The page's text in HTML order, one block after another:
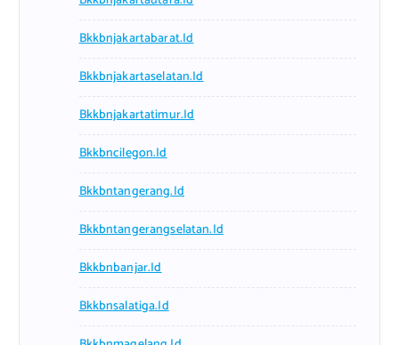
Bkkbnjakartabarat.id
Bkkbnjakartaselatan.id
Bkkbnjakartatimur.id
Bkkbncilegon.id
Bkkbntangerang.id
Bkkbntangerangselatan.id
Bkkbnbanjar.id
Bkkbnsalatiga.id